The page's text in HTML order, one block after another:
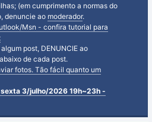
(em cumprimento a normas do
denuncie ao moderador.
Msn - confira tutorial para
post, DENUNCIE ao
de cada post.
fotos. Tão fácil quanto um
3/julho/2026 19h~23h -